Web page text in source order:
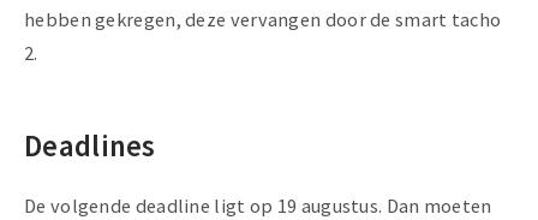
hebben gekregen, deze vervangen door de smart tacho
2.
Deadlines
De volgende deadline ligt op 19 augustus. Dan moeten